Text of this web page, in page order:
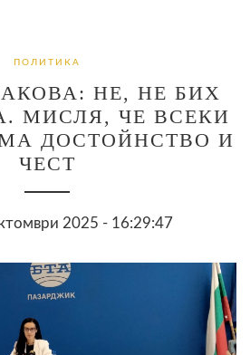
ПОЛИТИКА
НЕ, НЕ БИХ
МИСЛЯ, ЧЕ ВСЕКИ
ДОСТОЙНСТВО И
ЧЕСТ
2025 - 16:29:47